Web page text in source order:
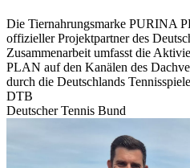
Die Tiernahrungsmarke PURINA
offizieller Projektpartner des
Zusammenarbeit umfasst die
PLAN auf den Kanälen des
durch die Deutschlands
DTB
Deutscher Tennis Bund